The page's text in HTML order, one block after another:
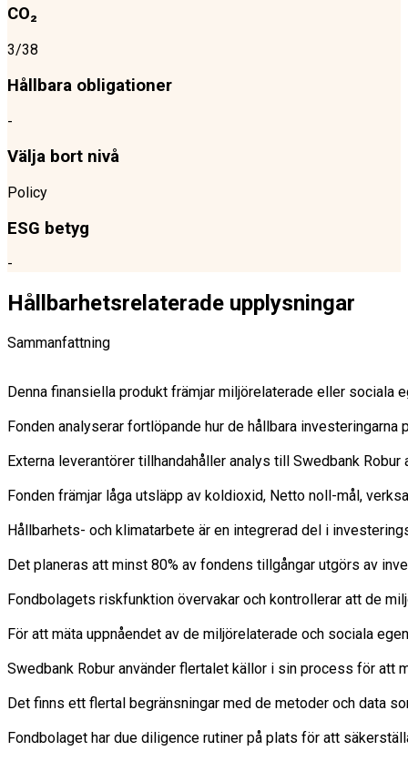
CO₂
3/38
Hållbara obligationer
-
Välja bort nivå
Policy
ESG betyg
-
Hållbarhetsrelaterade upplysningar
Sammanfattning
Denna finansiella produkt främjar miljörelaterade eller sociala
Fonden analyserar fortlöpande hur de hållbara
Externa leverantörer tillhandahåller analys till Swedbank
Fonden främjar låga utsläpp av koldioxid, Netto noll-mål,
Hållbarhets- och klimatarbete är en integrerad del i
Det planeras att minst 80% av fondens tillgångar utgörs av
Fondbolagets riskfunktion övervakar och kontrollerar att de
För att mäta uppnåendet av de miljörelaterade och sociala
Swedbank Robur använder flertalet källor i sin process för att
Det finns ett flertal begränsningar med de metoder och data
Fondbolaget har due diligence rutiner på plats för att